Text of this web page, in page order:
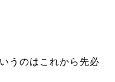
うのはこれから先必